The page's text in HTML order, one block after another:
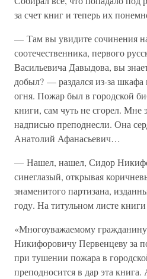
за счет книг и теперь их
— Там вы увидите сочинения
соотечественника, первого
Васильевича Давыдова, вы
добыл? — раздался из-за
огня. Пожар был в городской
книги, сам чуть не сгорел. Мне
надписью преподнесли. Она
Анатолий Афанасьевич…
— Нашел, нашел, Сидор
синеглазый, открывая
знаменитого партизана,
году. На титульном листе
«Многоуважаемому
Никифоровичу Первенцеву за
при тушении пожара в
преподносится в дар эта книга.